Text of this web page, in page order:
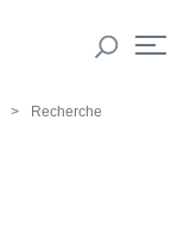
Recherche